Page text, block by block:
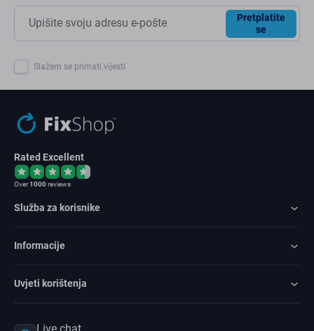
Pretplatite
se
Slažem se primati vijesti
Rated Excellent
Over1000reviews
Služba za korisnike
Informacije
Uvjeti korištenja